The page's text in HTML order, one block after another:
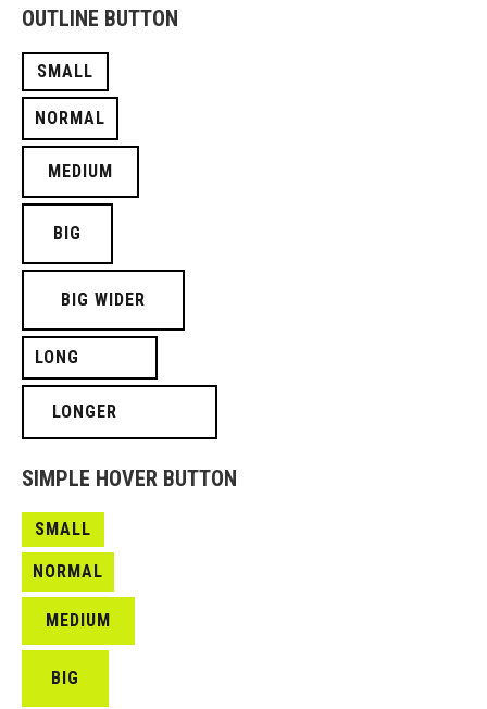
OUTLINE BUTTON
SMALL
NORMAL
MEDIUM
BIG
BIG WIDER
LONG
LONGER
SIMPLE HOVER BUTTON
SMALL
NORMAL
MEDIUM
BIG